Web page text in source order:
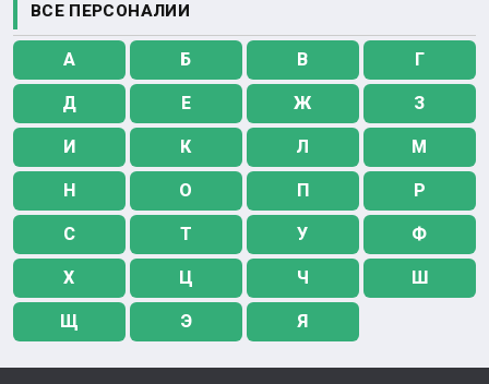
ВСЕ ПЕРСОНАЛИИ
А Б В Г
Д Е Ж З
И К Л М
Н О П Р
С Т У Ф
Х Ц Ч Ш
Щ Э Я